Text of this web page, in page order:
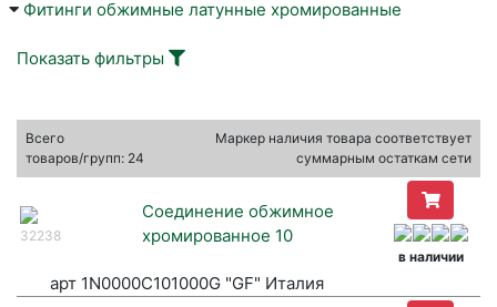
Фитинги обжимные латунные хромированные
Показать фильтры
Всего
товаров/групп: 24
Маркер наличия товара соответствует
суммарным остаткам сети
32238
Соединение обжимное
хромированное 10
в наличии
арт 1N0000C101000G "GF" Италия